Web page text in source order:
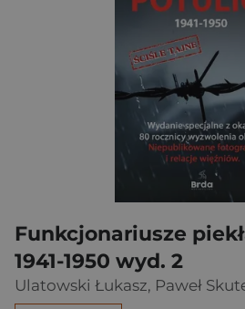
Funkcjonariusze
1941-1950 wyd. 2
Ulatowski Łukasz, Paweł